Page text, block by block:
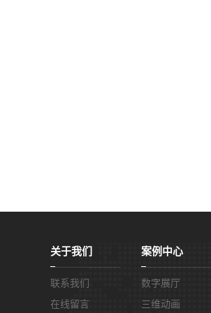
关于我们
联系我们
在线留言
案例中心
数字展厅
三维动画